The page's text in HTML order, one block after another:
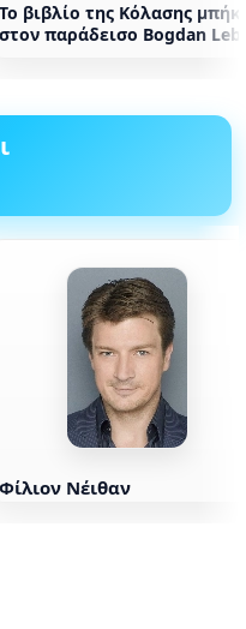
Το βιβλίο της Κόλασης
στον παράδεισο Bogdan Lebl
Φίλιον Νέιθαν